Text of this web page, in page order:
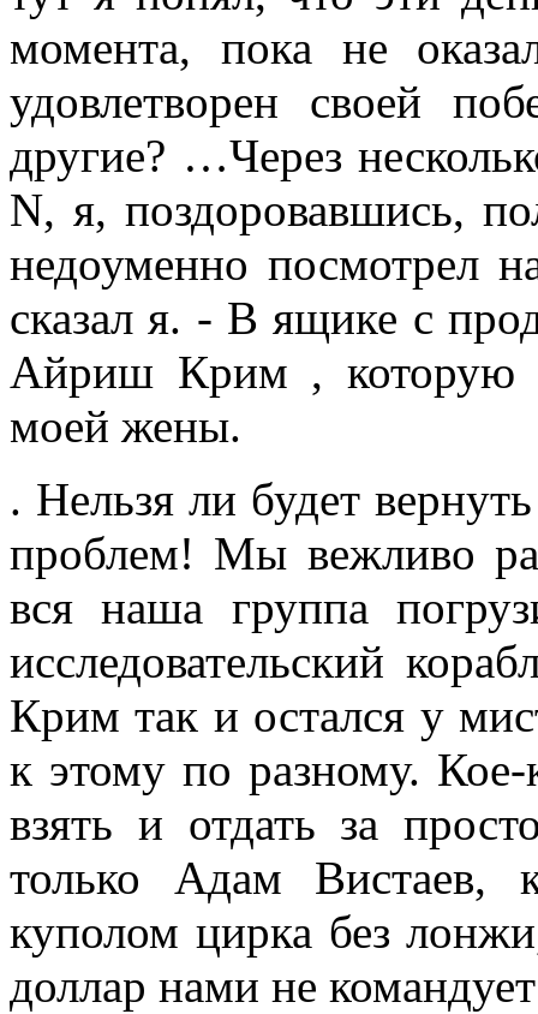
момента, пока не
удовлетворен своей
другие? …Через
N, я, поздоровавшись,
недоуменно посмотрел
сказал я. - В ящике с
Айриш Крим , которую
моей жены.
. Нельзя ли будет
проблем! Мы вежливо
вся наша группа
исследовательский
Крим так и остался у
к этому по разному.
взять и отдать за
только Адам Вистаев,
куполом цирка без
доллар нами не